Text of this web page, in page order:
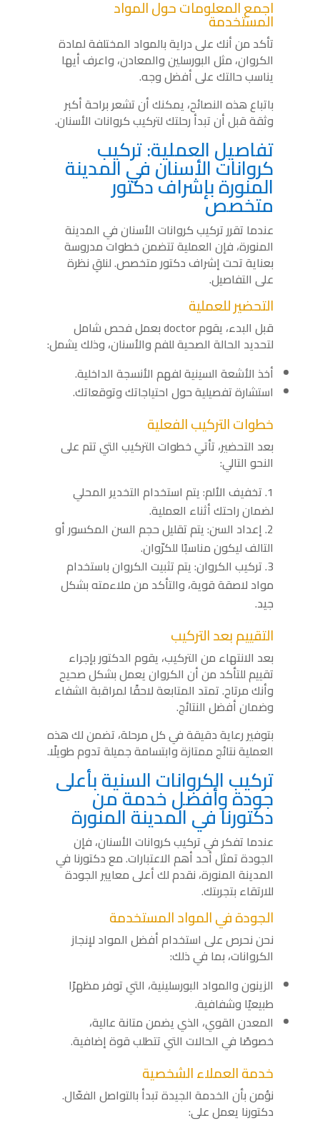
اجمع المعلومات حول المواد
المستخدمة
تأكد من أنك على دراية بالمواد المختلفة لمادة
الكروان، مثل البورسلين والمعادن، واعرف أيها
يناسب حالتك على أفضل وجه.
باتباع هذه النصائح، يمكنك أن تشعر براحة أكبر
وثقة قبل أن تبدأ رحلتك لتركيب كروانات الأسنان.
تفاصيل العملية: تركيب
كروانات الأسنان في المدينة
المنورة بإشراف دكتور
متخصص
عندما تقرر تركيب كروانات الأسنان في المدينة
المنورة، فإن العملية تتضمن خطوات مدروسة
بعناية تحت إشراف دكتور متخصص. لنلقِ نظرة
على التفاصيل.
التحضير للعملية
قبل البدء، يقوم doctor بعمل فحص شامل
لتحديد الحالة الصحية للفم والأسنان، وذلك يشمل:
أخذ الأشعة السينية لفهم الأنسجة الداخلية.
استشارة تفصيلية حول احتياجاتك وتوقعاتك.
خطوات التركيب الفعلية
بعد التحضير، تأتي خطوات التركيب التي تتم على
النحو التالي:
تخفيف الألم: يتم استخدام التخدير المحلي
لضمان راحتك أثناء العملية.
إعداد السن: يتم تقليل حجم السن المكسور أو
التالف ليكون مناسبًا للكرّوان.
تركيب الكروان: يتم تثبيت الكروان باستخدام
مواد لاصقة قوية، والتأكد من ملاءمته بشكل
جيد.
التقييم بعد التركيب
بعد الانتهاء من التركيب، يقوم الدكتور بإجراء
تقييم للتأكد من أن الكروان يعمل بشكل صحيح
وأنك مرتاح. تمتد المتابعة لاحقًا لمراقبة الشفاء
وضمان أفضل النتائج.
بتوفير رعاية دقيقة في كل مرحلة، تضمن لك هذه
العملية نتائج ممتازة وابتسامة جميلة تدوم طويلًا.
تركيب الكروانات السنية بأعلى
جودة وأفضل خدمة من
دكتورنا في المدينة المنورة
عندما تفكر في تركيب كروانات الأسنان، فإن
الجودة تمثل أحد أهم الاعتبارات. مع دكتورنا في
المدينة المنورة، نقدم لك أعلى معايير الجودة
للارتقاء بتجربتك.
الجودة في المواد المستخدمة
نحن نحرص على استخدام أفضل المواد لإنجاز
الكروانات، بما في ذلك:
الزينون والمواد البورسلينية، التي توفر مظهرًا
طبيعيًا وشفافية.
المعدن القوي، الذي يضمن متانة عالية،
خصوصًا في الحالات التي تتطلب قوة إضافية.
خدمة العملاء الشخصية
نؤمن بأن الخدمة الجيدة تبدأ بالتواصل الفعّال.
دكتورنا يعمل على: